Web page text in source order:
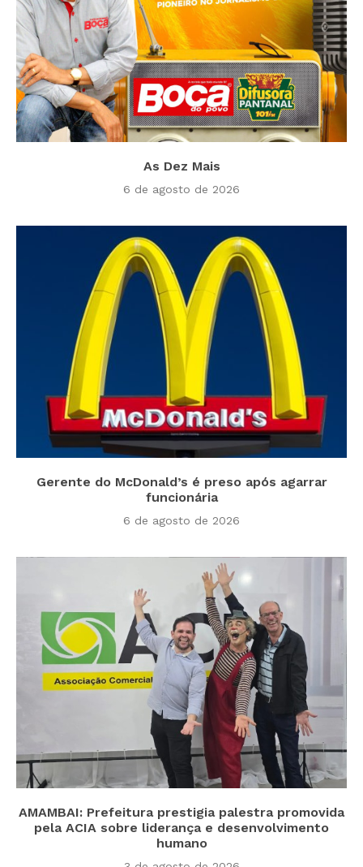
As Dez Mais
6 de agosto de 2026
Gerente do McDonald’s é preso após agarrar
funcionária
6 de agosto de 2026
AMAMBAI: Prefeitura prestigia palestra promovida
pela ACIA sobre liderança e desenvolvimento
humano